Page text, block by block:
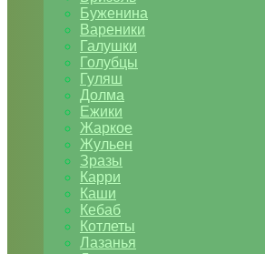
Буженина
Вареники
Галушки
Голубцы
Гуляш
Долма
Ежики
Жаркое
Жульен
Зразы
Карри
Каши
Кебаб
Котлеты
Лазанья